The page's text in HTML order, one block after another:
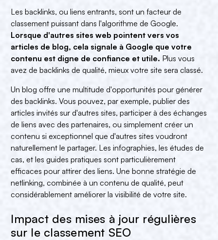
Les backlinks, ou liens entrants, sont un facteur de
classement puissant dans l'algorithme de Google.
Lorsque d'autres sites web pointent vers vos
articles de blog, cela signale à Google que votre
contenu est digne de confiance et utile. Plus vous
avez de backlinks de qualité, mieux votre site sera classé.
Un blog offre une multitude d'opportunités pour générer
des backlinks. Vous pouvez, par exemple, publier des
articles invités sur d'autres sites, participer à des échanges
de liens avec des partenaires, ou simplement créer un
contenu si exceptionnel que d'autres sites voudront
naturellement le partager. Les infographies, les études de
cas, et les guides pratiques sont particulièrement
efficaces pour attirer des liens. Une bonne stratégie de
netlinking, combinée à un contenu de qualité, peut
considérablement améliorer la visibilité de votre site.
Impact des mises à jour régulières
sur le classement SEO